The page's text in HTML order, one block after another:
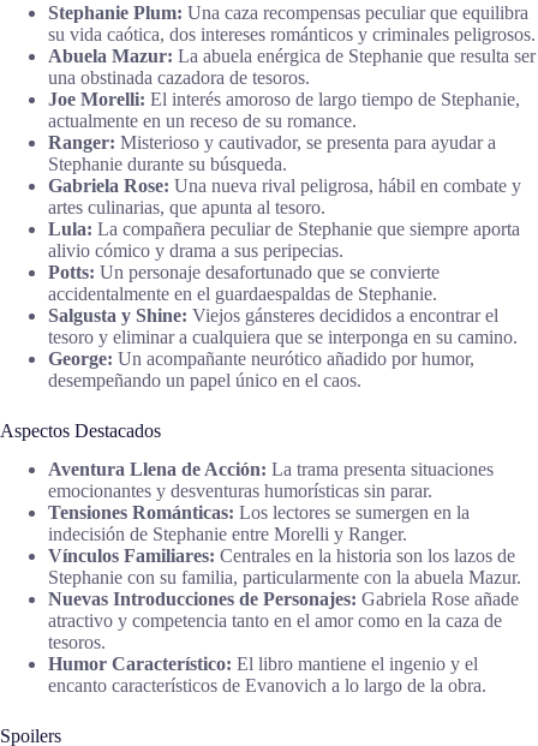
Stephanie Plum: Una caza recompensas peculiar que equilibra
su vida caótica, dos intereses románticos y criminales peligrosos.
Abuela Mazur: La abuela enérgica de Stephanie que resulta ser
una obstinada cazadora de tesoros.
Joe Morelli: El interés amoroso de largo tiempo de Stephanie,
actualmente en un receso de su romance.
Ranger: Misterioso y cautivador, se presenta para ayudar a
Stephanie durante su búsqueda.
Gabriela Rose: Una nueva rival peligrosa, hábil en combate y
artes culinarias, que apunta al tesoro.
Lula: La compañera peculiar de Stephanie que siempre aporta
alivio cómico y drama a sus peripecias.
Potts: Un personaje desafortunado que se convierte
accidentalmente en el guardaespaldas de Stephanie.
Salgusta y Shine: Viejos gánsteres decididos a encontrar el
tesoro y eliminar a cualquiera que se interponga en su camino.
George: Un acompañante neurótico añadido por humor,
desempeñando un papel único en el caos.
Aspectos Destacados
Aventura Llena de Acción: La trama presenta situaciones
emocionantes y desventuras humorísticas sin parar.
Tensiones Románticas: Los lectores se sumergen en la
indecisión de Stephanie entre Morelli y Ranger.
Vínculos Familiares: Centrales en la historia son los lazos de
Stephanie con su familia, particularmente con la abuela Mazur.
Nuevas Introducciones de Personajes: Gabriela Rose añade
atractivo y competencia tanto en el amor como en la caza de
tesoros.
Humor Característico: El libro mantiene el ingenio y el
encanto característicos de Evanovich a lo largo de la obra.
Spoilers